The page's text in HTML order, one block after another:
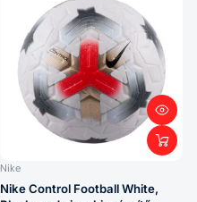
Nike
Nike Control Football White,